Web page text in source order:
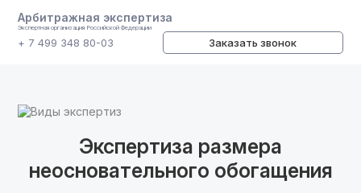
Арбитражная экспертиза
Экспертная организация Российской Федерации
+ 7 499 348 80-03 Заказать звонок
Виды экспертиз
Экспертиза размера
неосновательного обогащения